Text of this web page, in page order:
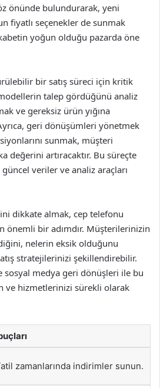
önünde bulundurarak, yeni
fiyatlı seçenekler de sunmak
yoğun olduğu pazarda öne
bir satış süreci için kritik
talep gördüğünü analiz
ve gereksiz ürün yığına
geri dönüşümleri yönetmek
sunmak, müşteri
değerini artıracaktır. Bu süreçte
veriler ve analiz araçları
dikkate almak, cep telefonu
önemli bir adımdır. Müşterilerinizin
nelerin eksik olduğunu
stratejilerinizi şekillendirebilir.
sosyal medya geri dönüşleri ile bu
ve hizmetlerinizi sürekli olarak
zamanlarında indirimler sunun.